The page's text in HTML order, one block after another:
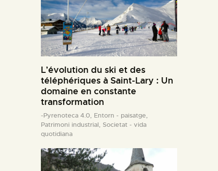
L’évolution du ski et des
téléphériques à Saint-Lary : Un
domaine en constante
transformation
-Pyrenoteca 4.0, Entorn - paisatge,
Patrimoni industrial, Societat - vida
quotidiana